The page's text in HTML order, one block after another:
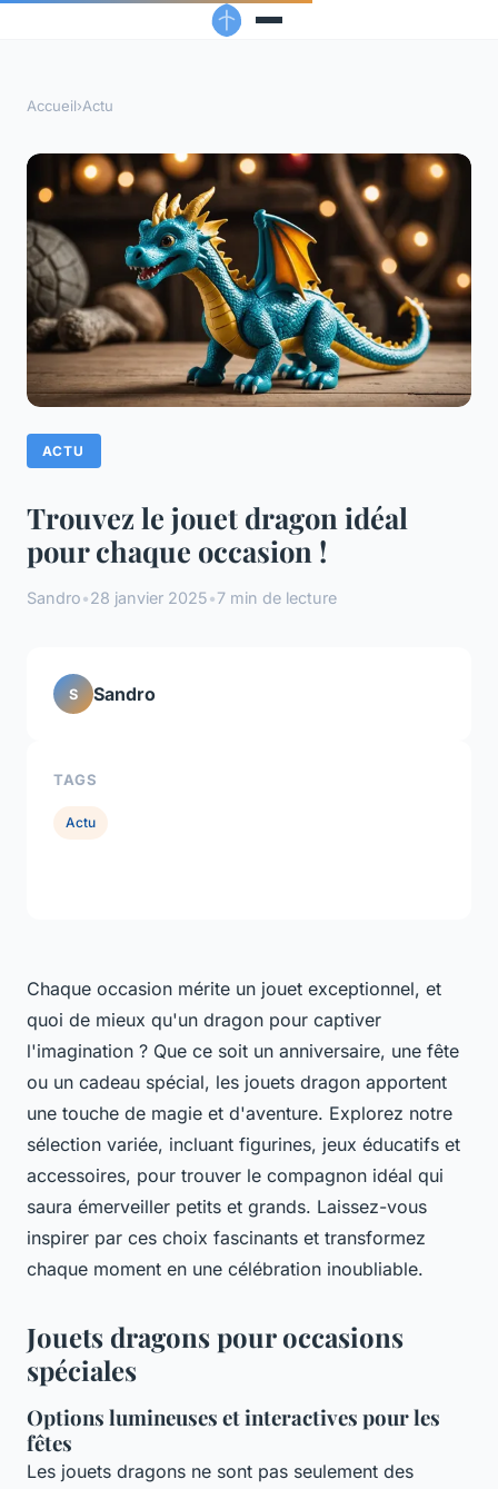
Accueil›Actu
ACTU
Trouvez le jouet dragon idéal
pour chaque occasion !
Sandro•28 janvier 2025•7 min de lecture
Chaque occasion mérite un jouet exceptionnel, et
quoi de mieux qu'un dragon pour captiver
l'imagination ? Que ce soit un anniversaire, une fête
ou un cadeau spécial, les jouets dragon apportent
une touche de magie et d'aventure. Explorez notre
sélection variée, incluant figurines, jeux éducatifs et
accessoires, pour trouver le compagnon idéal qui
saura émerveiller petits et grands. Laissez-vous
inspirer par ces choix fascinants et transformez
chaque moment en une célébration inoubliable.
Jouets dragons pour occasions
spéciales
Options lumineuses et interactives pour les
fêtes
Les jouets dragons ne sont pas seulement des
S Sandro
TAGS
Actu